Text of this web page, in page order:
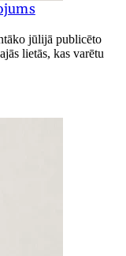
jūlijā publicēto
lietās, kas varētu